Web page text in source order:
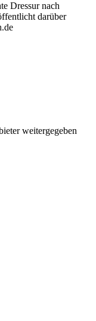
Dressur nach
darüber
weitergegeben